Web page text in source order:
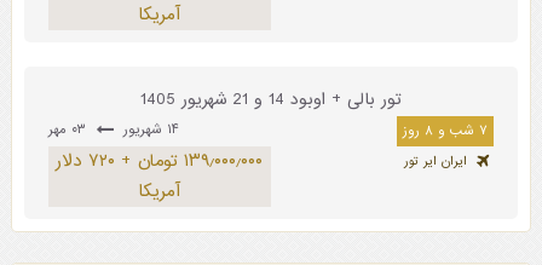
آمریکا
تور بالی + اوبود 14 و 21 شهریور 1405
۷ شب و ۸ روز ۱۴ شهریور
ایران ایر تور
۱۳۹٫۰۰۰٫۰۰۰ تومان + ۷۲۰ دلار
آمریکا